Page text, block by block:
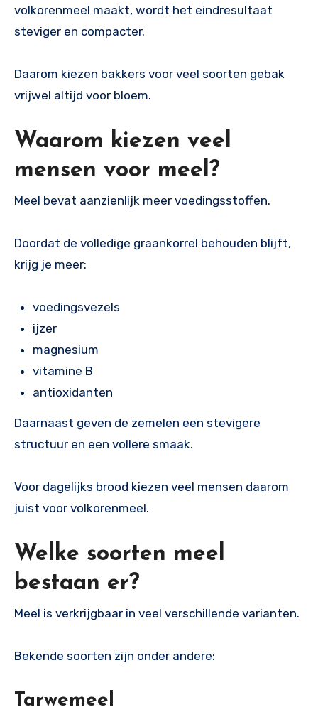
volkorenmeel maakt, wordt het eindresultaat
steviger en compacter.
Daarom kiezen bakkers voor veel soorten gebak
vrijwel altijd voor bloem.
Waarom kiezen veel
mensen voor meel?
Meel bevat aanzienlijk meer voedingsstoffen.
Doordat de volledige graankorrel behouden blijft,
krijg je meer:
voedingsvezels
ijzer
magnesium
vitamine B
antioxidanten
Daarnaast geven de zemelen een stevigere
structuur en een vollere smaak.
Voor dagelijks brood kiezen veel mensen daarom
juist voor volkorenmeel.
Welke soorten meel
bestaan er?
Meel is verkrijgbaar in veel verschillende varianten.
Bekende soorten zijn onder andere:
Tarwemeel